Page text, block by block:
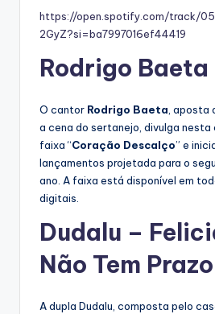
https://open.spotify.com/track/
2GyZ?si=ba7997016ef44419
Rodrigo Baeta
O cantor Rodrigo Baeta , aposta
a cena do sertanejo, divulga
faixa “Coração Descalço” e
lançamentos projetada para o
ano. A faixa está disponível em
digitais.
Dudalu –
Não Tem Prazo
A dupla Dudalu, composta pelo